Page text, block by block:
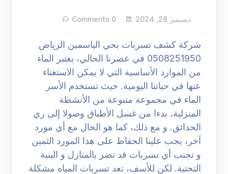
ديسمبر 28, 2024 0 Comments
شركة كشف تسربات بحي الياسمين الرياض
0508251950 في عصرنا الحالي، يعتبر الماء
من الموارد الأساسية التي لا يمكن الاستغناء
عنها في حياتنا اليومية. حيث تستخدم الأسر
الماء في مجموعة متنوعة من الأنشطة
المنزلية، بدءا من غسل الأطباق وصولا إلى ري
الحدائق. و مع ذلك، كما هو الحال مع أي مورد
آخر، يجب علينا الحفاظ على هذا المورد الثمين
و تجنب أي تسربات قد تضر بالمنازل و البنية
التحتية. لكن للأسف، تعد تسربات المياه مشكلة